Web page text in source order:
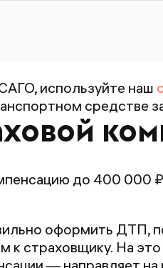
используйте наш
средстве
до 400 000
оформить ДТП,
к страховщику. На